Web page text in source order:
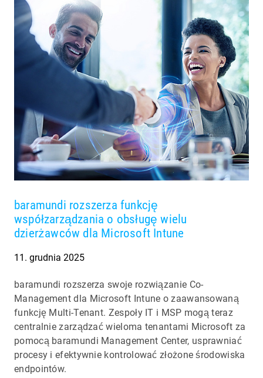
baramundi rozszerza funkcję
współzarządzania o obsługę wielu
dzierżawców dla Microsoft Intune
11. grudnia 2025
baramundi rozszerza swoje rozwiązanie Co-
Management dla Microsoft Intune o zaawansowaną
funkcję Multi-Tenant. Zespoły IT i MSP mogą teraz
centralnie zarządzać wieloma tenantami Microsoft za
pomocą baramundi Management Center, usprawniać
procesy i efektywnie kontrolować złożone środowiska
endpointów.